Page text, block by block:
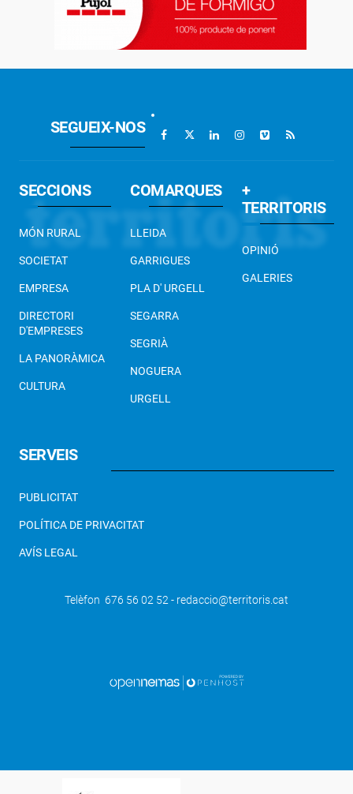
SEGUEIX-NOS
SECCIONS
MÓN RURAL
SOCIETAT
EMPRESA
DIRECTORI
D'EMPRESES
LA PANORÀMICA
CULTURA
COMARQUES
LLEIDA
GARRIGUES
PLA D' URGELL
SEGARRA
SEGRIÀ
NOGUERA
URGELL
+
TERRITORIS
OPINIÓ
GALERIES
SERVEIS
PUBLICITAT
POLÍTICA DE PRIVACITAT
AVÍS LEGAL
Telèfon 676 56 02 52 - redaccio@territoris.cat